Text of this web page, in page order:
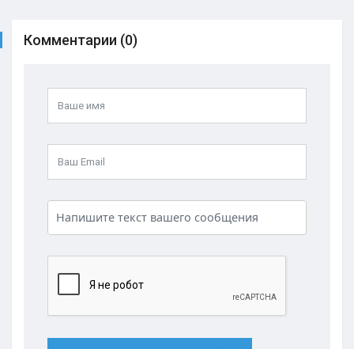
Комментарии (0)